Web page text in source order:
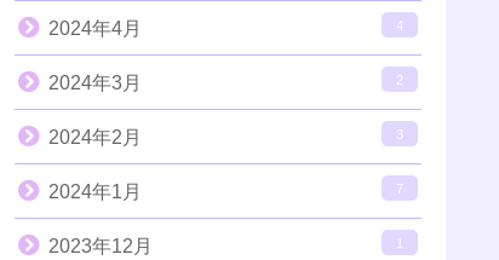
2024年4月 4
2024年3月 2
2024年2月 3
2024年1月 7
2023年12月 1